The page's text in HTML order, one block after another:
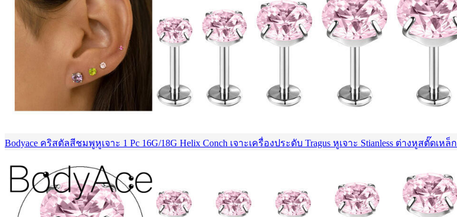
Bodyace คริสตัลสีชมพูหูเจาะ 1 Pc 16G/18G Helix Conch เจาะเครื่องประดับ Tragus หูเจาะ Stianless ต่างหูสตั๊ดเหล็ก